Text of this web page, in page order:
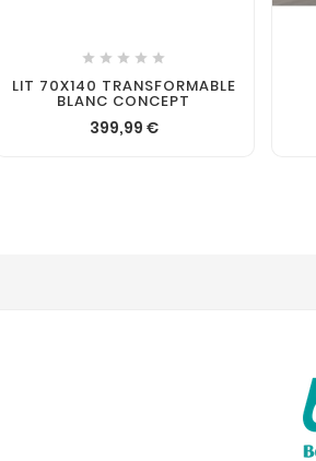
    
LIT 70X140 TRANSFORMABLE
BLANC CONCEPT
399,99 €